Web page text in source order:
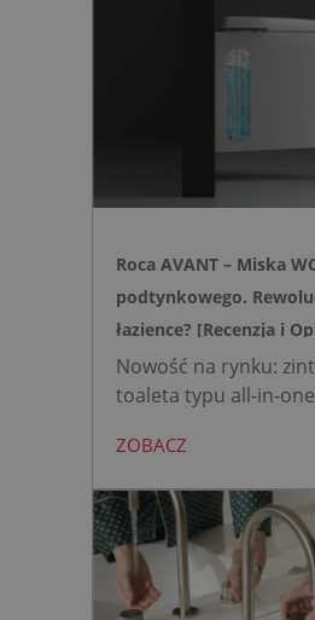
bezpiecznej strefie
skomplikowanej i
działającą w oparciu
wody oraz elegancki,
przycisk
Roca AVANT – Miska
podtynkowego.
łazience? [Recenzja i
Nowość na rynku:
toaleta typu all-in-
montażu stelaża
Zyskujesz do 20 cm
łazience i o 15% cichsze
spłukiwanie dzięki
opartej na efekcie
Idealne rozwiązanie
ZOBACZ